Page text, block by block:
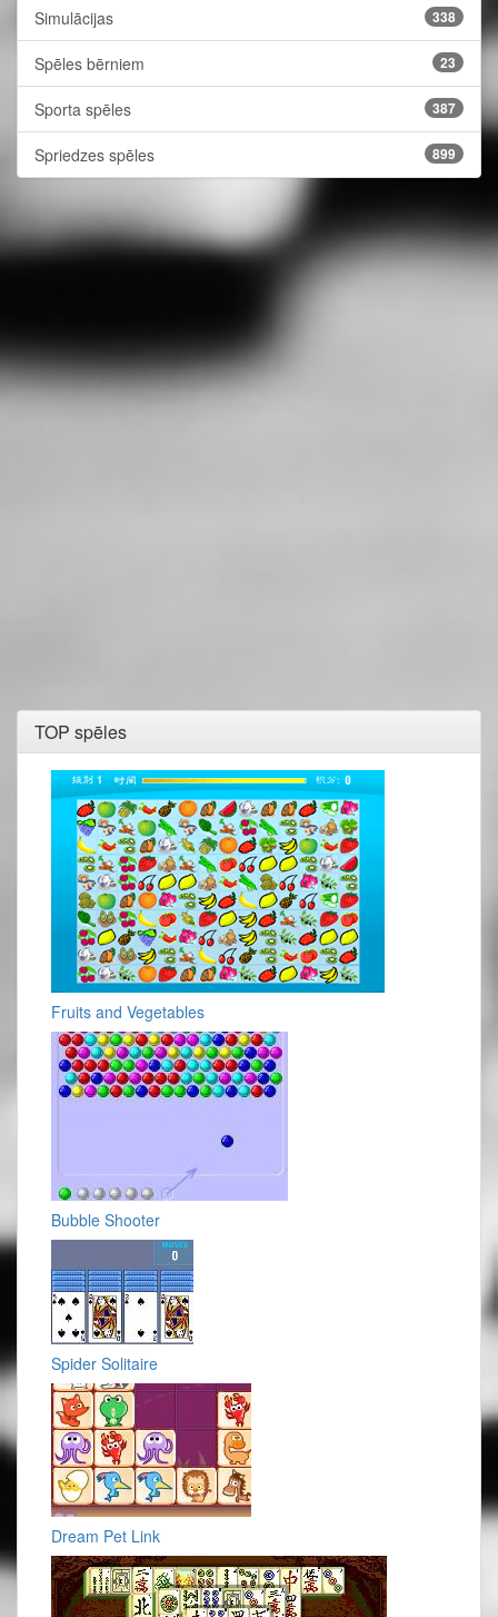
Simulācijas 338
Spēles bērniem 23
Sporta spēles 387
Spriedzes spēles 899
TOP spēles
Fruits and Vegetables
Bubble Shooter
Spider Solitaire
Dream Pet Link